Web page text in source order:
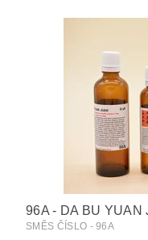
96A - DA BU YUAN
SMĚS ČÍSLO - 96A